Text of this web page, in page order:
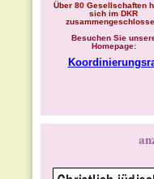
Über 80 Gesellschaften
sich im DKR
Besuchen Sie
Homepage: